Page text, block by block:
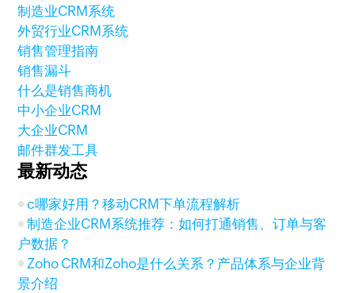
制造业CRM系统
外贸行业CRM系统
销售管理指南
销售漏斗
什么是销售商机
中小企业CRM
大企业CRM
邮件群发工具
最新动态
c哪家好用？移动CRM下单流程解析
制造企业CRM系统推荐：如何打通销售、订单与客
户数据？
Zoho CRM和Zoho是什么关系？产品体系与企业背
景介绍